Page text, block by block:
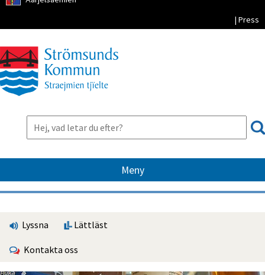
| Press
Meny
Lyssna Lättläst
Kontakta oss